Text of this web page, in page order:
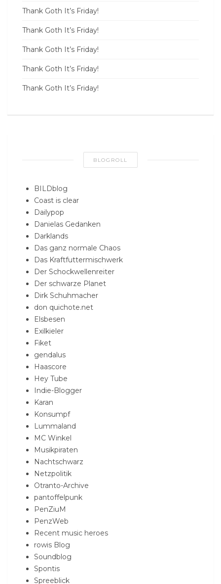
Thank Goth It’s Friday!
Thank Goth It’s Friday!
Thank Goth It’s Friday!
Thank Goth It’s Friday!
Thank Goth It’s Friday!
BLOGROLL
BILDblog
Coast is clear
Dailypop
Danielas Gedanken
Darklands
Das ganz normale Chaos
Das Kraftfuttermischwerk
Der Schockwellenreiter
Der schwarze Planet
Dirk Schuhmacher
don quichote.net
Elsbesen
Exilkieler
Fiket
gendalus
Haascore
Hey Tube
Indie-Blogger
Karan
Konsumpf
Lummaland
MC Winkel
Musikpiraten
Nachtschwarz
Netzpolitik
Otranto-Archive
pantoffelpunk
PenZiuM
PenzWeb
Recent music heroes
rowis Blog
Soundblog
Spontis
Spreeblick